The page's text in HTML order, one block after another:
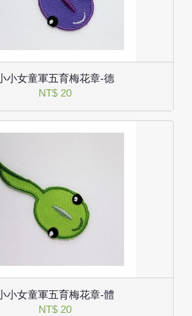
小女童軍五育梅花章-德
NT$ 20
小女童軍五育梅花章-體
NT$ 20